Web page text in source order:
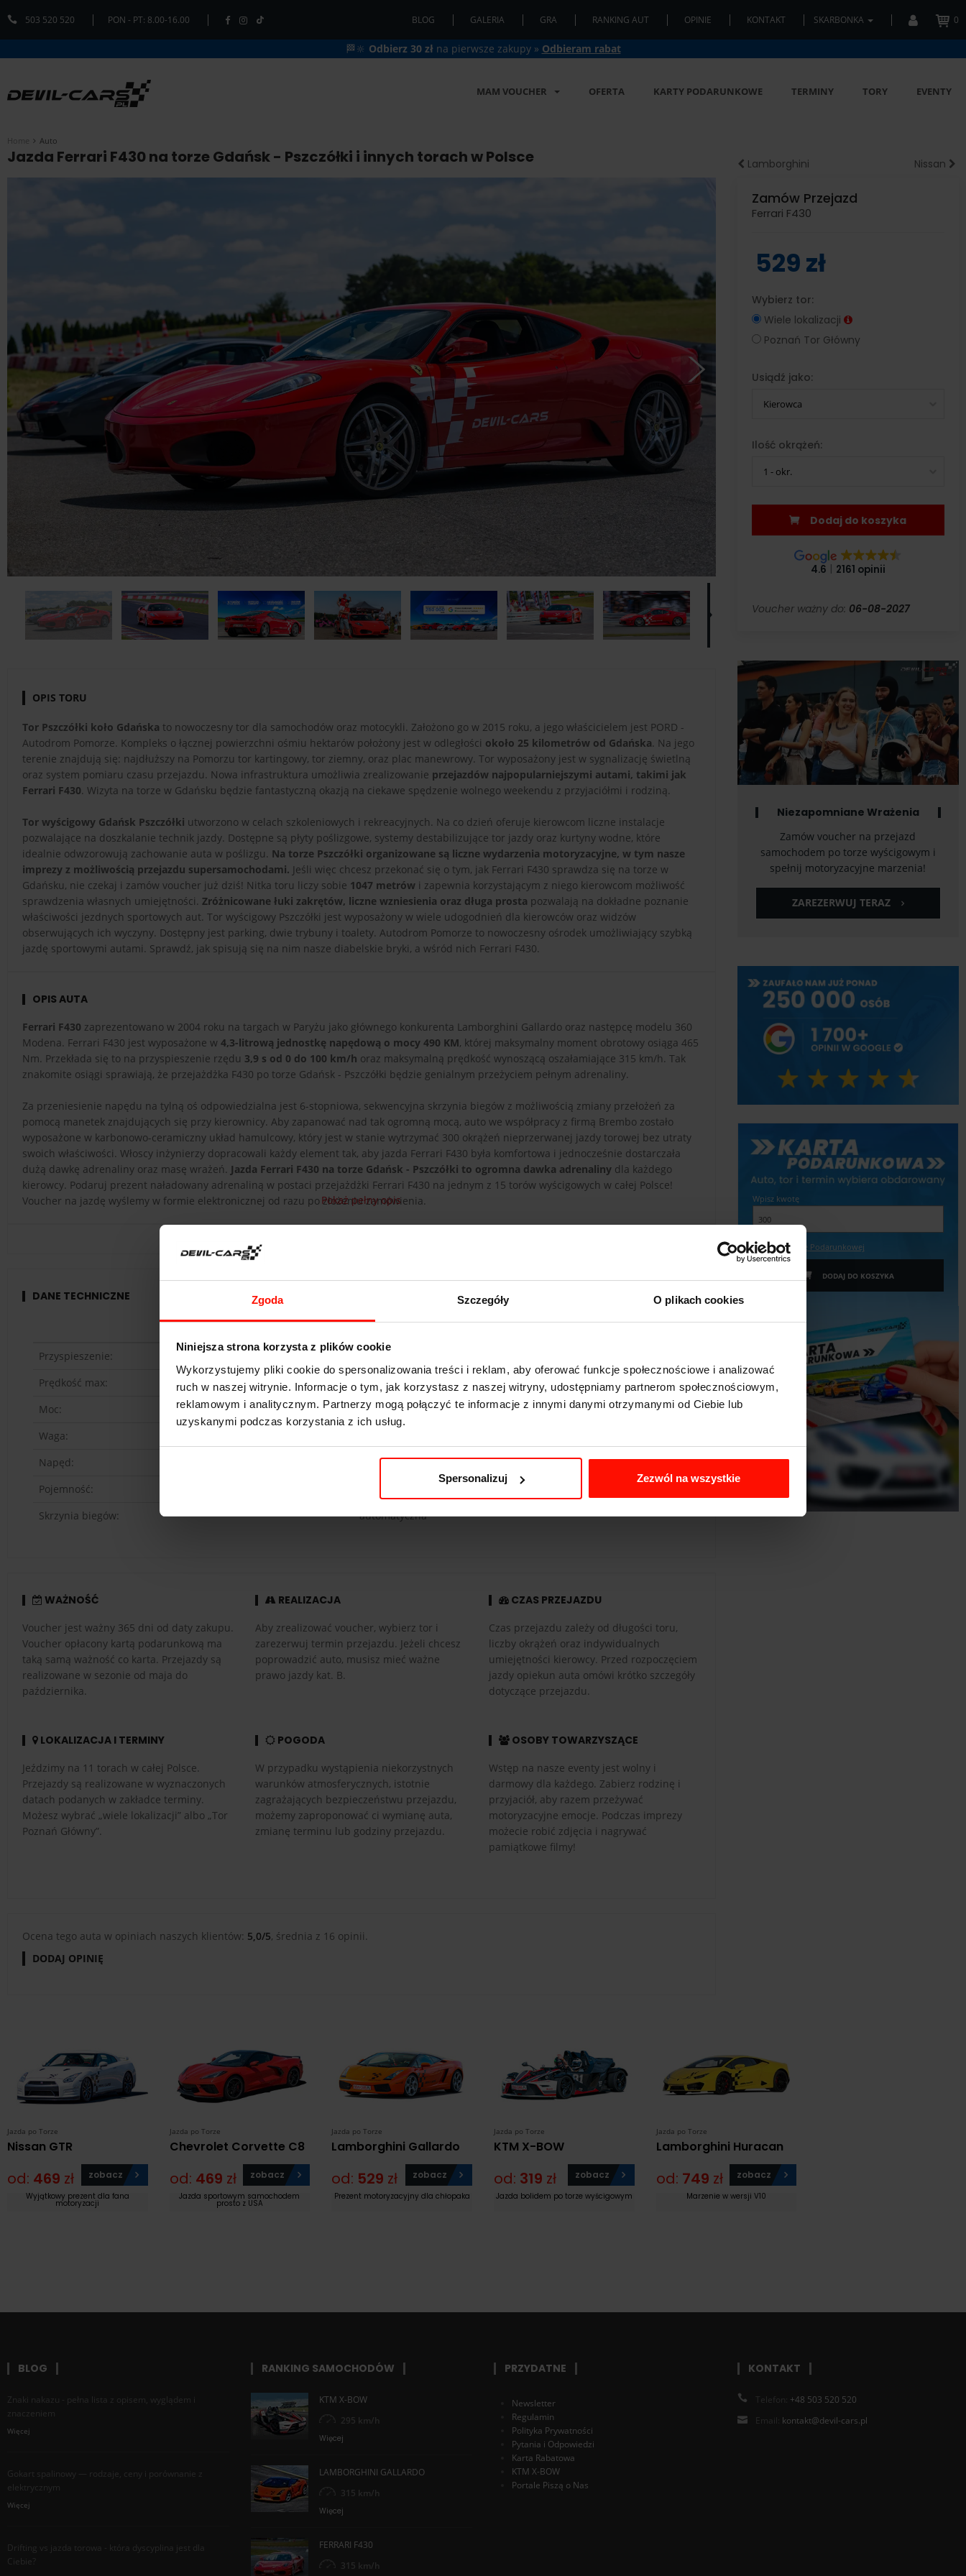
Zgoda Szczegóły O plikach cookies
Niniejsza strona korzysta z plików cookie
Wykorzystujemy pliki cookie do spersonalizowania treści i reklam, aby oferować funkcje społecznościowe i analizować
ruch w naszej witrynie. Informacje o tym, jak korzystasz z naszej witryny, udostępniamy partnerom społecznościowym,
reklamowym i analitycznym. Partnerzy mogą połączyć te informacje z innymi danymi otrzymanymi od Ciebie lub
uzyskanymi podczas korzystania z ich usług.
Spersonalizuj Zezwól na wszystkie
503 520 520 PON - PT: 8.00-16.00 BLOG GALERIA GRA RANKING AUT OPINIE KONTAKT SKARBONKA 0
🏁🔆 Odbierz 30 zł na pierwsze zakupy » Odbieram rabat
MAM VOUCHER OFERTA KARTY PODARUNKOWE TERMINY TORY EVENTY
Home Auto
Jazda Ferrari F430 na torze Gdańsk - Pszczółki i innych torach w Polsce
OPIS TORU
Tor Pszczółki koło Gdańska to nowoczesny tor dla samochodów oraz motocykli. Założono go w 2015 roku, a jego właścicielem jest PORD -
Autodrom Pomorze. Kompleks o łącznej powierzchni ośmiu hektarów położony jest w odległości około 25 kilometrów od Gdańska. Na jego
terenie znajdują się: najdłuższy na Pomorzu tor kartingowy, tor ziemny, oraz plac manewrowy. Tor wyposażony jest w sygnalizację świetlną
oraz system pomiaru czasu przejazdu. Nowa infrastruktura umożliwia zrealizowanie przejazdów najpopularniejszymi autami, takimi jak
Ferrari F430. Wizyta na torze w Gdańsku będzie fantastyczną okazją na ciekawe spędzenie wolnego weekendu z przyjaciółmi i rodziną.
Tor wyścigowy Gdańsk Pszczółki utworzono w celach szkoleniowych i rekreacyjnych. Na co dzień oferuje kierowcom liczne instalacje
pozwalające na doszkalanie technik jazdy. Dostępne są płyty poślizgowe, systemy destabilizujące tor jazdy oraz kurtyny wodne, które
idealnie odwzorowują zachowanie auta w poślizgu. Na torze Pszczółki organizowane są liczne wydarzenia motoryzacyjne, w tym nasze
imprezy z możliwością przejazdu supersamochodami. Jeśli więc chcesz przekonać się o tym, jak Ferrari F430 sprawdza się na torze w
Gdańsku, nie czekaj i zamów voucher już dziś! Nitka toru liczy sobie 1047 metrów i zapewnia korzystającym z niego kierowcom możliwość
sprawdzenia własnych umiejętności. Zróżnicowane łuki zakrętów, liczne wzniesienia oraz długa prosta pozwalają na dokładne poznanie
właściwości jezdnych sportowych aut. Tor wyścigowy Pszczółki jest wyposażony w wiele udogodnień dla kierowców oraz widzów
obserwujących ich wyczyny. Dostępny jest parking, dwie trybuny i toalety. Autodrom Pomorze to nowoczesny ośrodek umożliwiający szybką
jazdę sportowymi autami. Sprawdź, jak spisują się na nim nasze diabelskie bryki, a wśród nich Ferrari F430.
OPIS AUTA
Ferrari F430 zaprezentowano w 2004 roku na targach w Paryżu jako głównego konkurenta Lamborghini Gallardo oraz następcę modelu 360
Modena. Ferrari F430 jest wyposażone w 4,3-litrową jednostkę napędową o mocy 490 KM, której maksymalny moment obrotowy osiąga 465
Nm. Przekłada się to na przyspieszenie rzędu 3,9 s od 0 do 100 km/h oraz maksymalną prędkość wynoszącą oszałamiające 315 km/h. Tak
znakomite osiągi sprawiają, że przejażdżka F430 po torze Gdańsk - Pszczółki będzie genialnym przeżyciem pełnym adrenaliny.
Za przeniesienie napędu na tylną oś odpowiedzialna jest 6-stopniowa, sekwencyjna skrzynia biegów z możliwością zmiany przełożeń za
pomocą manetek znajdujących się przy kierownicy. Aby zapanować nad tak ogromną mocą, auto we współpracy z firmą Brembo zostało
wyposażone w karbonowo-ceramiczny układ hamulcowy, który jest w stanie wytrzymać 300 okrążeń nieprzerwanej jazdy torowej bez utraty
swoich właściwości. Włoscy inżynierzy dopracowali każdy element tak, aby jazda Ferrari F430 była komfortowa i jednocześnie dostarczała
dużą dawkę adrenaliny oraz masę wrażeń. Jazda Ferrari F430 na torze Gdańsk - Pszczółki to ogromna dawka adrenaliny dla każdego
kierowcy. Podaruj prezent naładowany adrenaliną w postaci przejażdżki Ferrari F430 na jednym z 15 torów wyścigowych w całej Polsce!
Voucher na jazdę wyślemy w formie elektronicznej od razu po złożeniu zamówienia.
Pokaż pełny opis
DANE TECHNICZNE
Przyspieszenie:
Prędkość max:
315km/h
Moc:
490KM
Waga:
Napęd:
Pojemność:
Skrzynia biegów:
automatyczna
WAŻNOŚĆ
Voucher jest ważny 365 dni od daty zakupu.
Voucher opłacony kartą podarunkową ma
taką samą ważność co karta. Przejazdy są
realizowane w sezonie od maja do
października.
REALIZACJA
Aby zrealizować voucher, wybierz tor i
zarezerwuj termin przejazdu. Jeżeli chcesz
poprowadzić auto, musisz mieć ważne
prawo jazdy kat. B.
CZAS PRZEJAZDU
Czas przejazdu zależy od długości toru,
liczby okrążeń oraz indywidualnych
umiejętności kierowcy. Przed rozpoczęciem
jazdy opiekun auta omówi krótko szczegóły
dotyczące przejazdu.
LOKALIZACJA I TERMINY
Jeździmy na 11 torach w całej Polsce.
Przejazdy są realizowane w wyznaczonych
datach podanych w zakładce terminy.
Możesz wybrać „wiele lokalizacji” albo „Tor
Poznań Główny”.
POGODA
W przypadku wystąpienia niekorzystnych
warunków atmosferycznych, istotnie
zagrażających bezpieczeństwu przejazdu,
możemy zaproponować ci wymianę auta,
zmianę terminu lub godziny przejazdu.
OSOBY TOWARZYSZĄCE
Wstęp na nasze eventy jest wolny i
darmowy dla każdego. Zabierz rodzinę i
przyjaciół, aby razem przeżywać
motoryzacyjne emocje. Podczas imprezy
możecie robić zdjęcia i nagrywać
pamiątkowe filmy!
Ocena tego auta w opiniach naszych klientów: 5,0/5, średnia z 16 opinii.
DODAJ OPINIĘ
Lamborghini Nissan
Zamów Przejazd
Ferrari F430
529 zł
Wybierz tor:
Wiele lokalizacji
Poznań Tor Główny
Usiądź jako:
Kierowca
Ilość okrążeń:
1 - okr.
Dodaj do koszyka
4.6 2161 opinii
Voucher ważny do: 06-08-2027
Niezapomniane Wrażenia
Zamów voucher na przejazd
samochodem po torze wyścigowym i
spełnij motoryzacyjne marzenia!
ZAREZERWUJ TERAZ
Wpisz kwotę
Więcej o Karcie Podarunkowej
DODAJ DO KOSZYKA
Jazda po Torze
Nissan GTR
od: 469 zł zobacz
Wyjątkowy prezent dla fana
motoryzacji
Jazda po Torze
Chevrolet Corvette C8
od: 469 zł zobacz
Jazda sportowym samochodem
prosto z USA
Jazda po Torze
Lamborghini Gallardo
od: 529 zł zobacz
Prezent motoryzacyjny dla chłopaka
Jazda po Torze
KTM X-BOW
od: 319 zł zobacz
Jazda bolidem po torze wyścigowym
Jazda po Torze
Lamborghini Huracan
od: 749 zł zobacz
Marzenie w wersji V10
BLOG
Znaki nakazu - pełna lista z opisem, wyglądem i
znaczeniem
Więcej
Gokart spalinowy — rodzaje, ceny i porównanie z
elektrycznym
Więcej
Drifting vs jazda torowa - która dyscyplina jest dla
Ciebie?
RANKING SAMOCHODÓW
KTM X-BOW
295 km/h
Więcej
LAMBORGHINI GALLARDO
315 km/h
Więcej
FERRARI F430
315 km/h
PRZYDATNE
Newsletter
Regulamin
Polityka Prywatności
Pytania i Odpowiedzi
Karta Rabatowa
KTM X-BOW
Portale Piszą o Nas
KONTAKT
Telefon: +48 503 520 520
Email: kontakt@devil-cars.pl